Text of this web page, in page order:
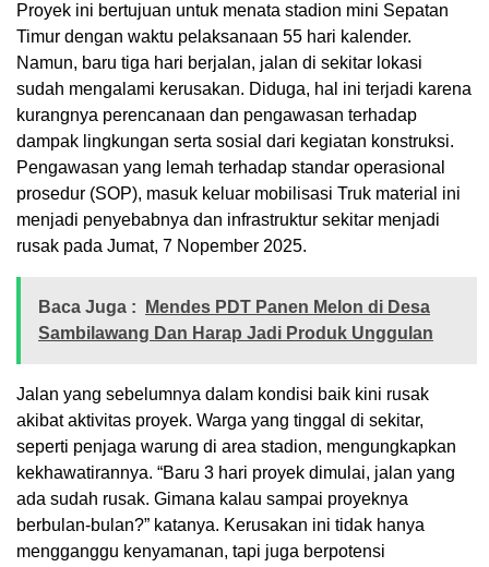
Proyek ini bertujuan untuk menata stadion mini Sepatan
Timur dengan waktu pelaksanaan 55 hari kalender.
Namun, baru tiga hari berjalan, jalan di sekitar lokasi
sudah mengalami kerusakan. Diduga, hal ini terjadi karena
kurangnya perencanaan dan pengawasan terhadap
dampak lingkungan serta sosial dari kegiatan konstruksi.
Pengawasan yang lemah terhadap standar operasional
prosedur (SOP), masuk keluar mobilisasi Truk material ini
menjadi penyebabnya dan infrastruktur sekitar menjadi
rusak pada Jumat, 7 Nopember 2025.
Baca Juga :
Mendes PDT Panen Melon di Desa
Sambilawang Dan Harap Jadi Produk Unggulan
Jalan yang sebelumnya dalam kondisi baik kini rusak
akibat aktivitas proyek. Warga yang tinggal di sekitar,
seperti penjaga warung di area stadion, mengungkapkan
kekhawatirannya. “Baru 3 hari proyek dimulai, jalan yang
ada sudah rusak. Gimana kalau sampai proyeknya
berbulan-bulan?” katanya. Kerusakan ini tidak hanya
mengganggu kenyamanan, tapi juga berpotensi